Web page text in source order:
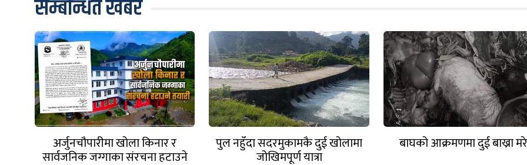
सम्बन्धित खबर
अर्जुनचौपारीमा खोला किनार र
सार्वजनिक जग्गाका संरचना हटाउने
पुल नहुँदा सदरमुकामकै दुई खोलामा
जोखिमपूर्ण यात्रा
बाघको आक्रमणमा दुई बाख्रा